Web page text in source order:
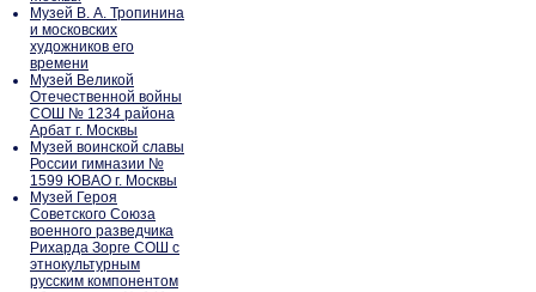
Музей В. А. Тропинина
и московских
художников его
времени
Музей Великой
Отечественной войны
СОШ № 1234 района
Арбат г. Москвы
Музей воинской славы
России гимназии №
1599 ЮВАО г. Москвы
Музей Героя
Советского Союза
военного разведчика
Рихарда Зорге СОШ с
этнокультурным
русским компонентом